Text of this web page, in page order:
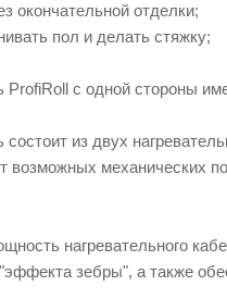
окончательной отделки;
пол и делать стяжку;
ProfiRoll с одной стороны
состоит из двух
возможных механических
нагревательного
зебры", а также